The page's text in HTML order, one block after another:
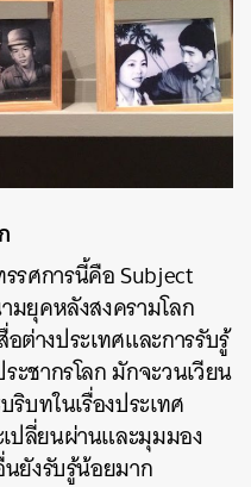
รศการนี้คือ Subject
มยุคหลังสงครามโลก
ต่างประเทศและการรับรู้
ะชากรโลก มักจะวนเวียน
ริบทในเรื่องประเทศ
ปลี่ยนผ่านและมุมมอง
นยังรับรู้น้อยมาก